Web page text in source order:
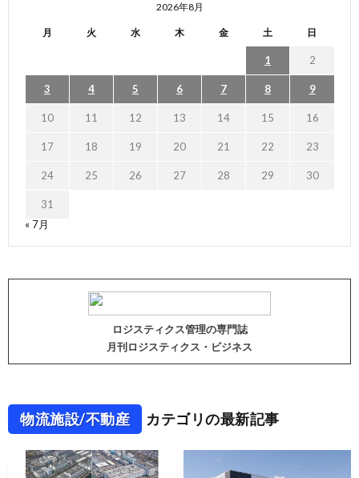
2026年8月
月 火 水 木 金 土 日
1 2
3 4 5 6 7 8 9
10 11 12 13 14 15 16
17 18 19 20 21 22 23
24 25 26 27 28 29 30
31
« 7月
ロジスティクス管理の専門誌
月刊ロジスティクス・ビジネス
物流施設/不動産 カテゴリの最新記事